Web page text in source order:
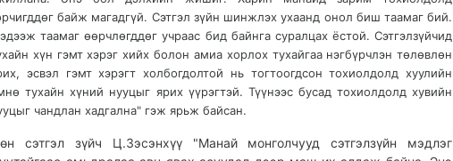
байж магадгүй. Сэтгэл зүйн шинжлэх ухаанд онол биш таамаг бий.
таамаг өөрчлөгддөг учраас бид байнга суралцах ёстой. Сэтгэлзүйчид
хүн гэмт хэрэг хийх болон амиа хорлох тухайгаа нэгбүрчлэн төлөвлөн
эсвэл гэмт хэрэгт холбогдолтой нь тогтоогдсон тохиолдолд хуулийн
тухайн хүний нууцыг ярих үүрэгтэй. Түүнээс бусад тохиолдолд хувийн
чандлан хадгална" гэж ярьж байсан.
сэтгэл зүйч Ц.Зэсэнхүү "Манай монголчууд сэтгэлзүйн мэдлэг